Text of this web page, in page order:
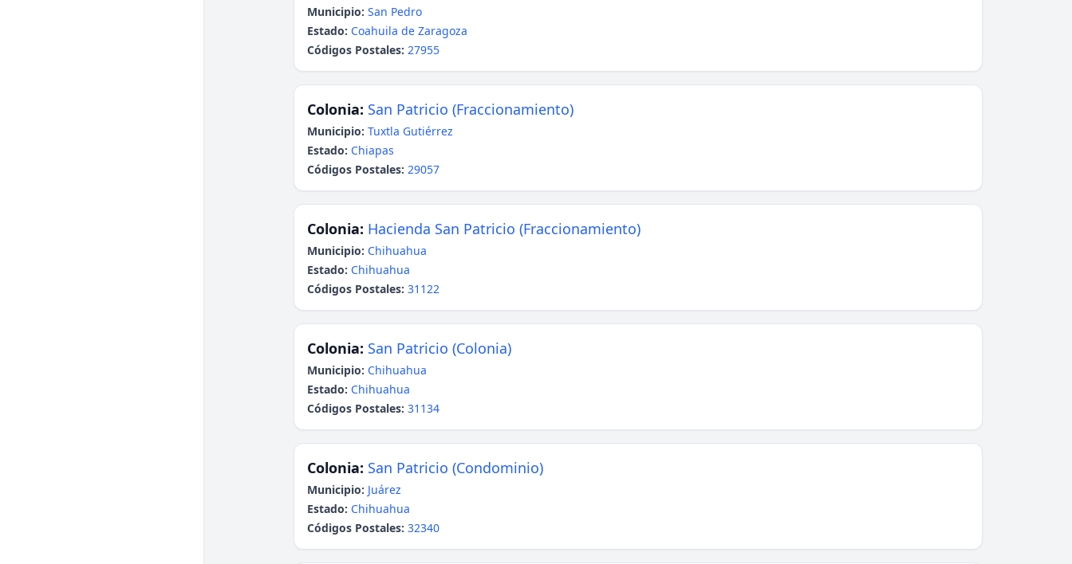
Municipio: San Pedro
Estado: Coahuila de Zaragoza
Códigos Postales: 27955
Colonia: San Patricio (Fraccionamiento)
Municipio: Tuxtla Gutiérrez
Estado: Chiapas
Códigos Postales: 29057
Colonia: Hacienda San Patricio (Fraccionamiento)
Municipio: Chihuahua
Estado: Chihuahua
Códigos Postales: 31122
Colonia: San Patricio (Colonia)
Municipio: Chihuahua
Estado: Chihuahua
Códigos Postales: 31134
Colonia: San Patricio (Condominio)
Municipio: Juárez
Estado: Chihuahua
Códigos Postales: 32340